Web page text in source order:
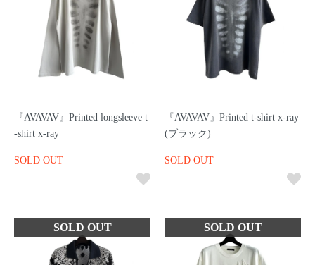
『AVAVAV』Printed longsleeve t
-shirt x-ray
SOLD OUT
『AVAVAV』Printed t-shirt x-ray
(ブラック)
SOLD OUT